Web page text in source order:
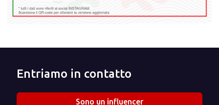
Entriamo in contatto
Sono un influencer